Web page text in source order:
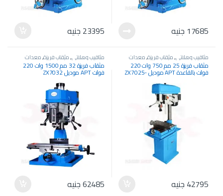
17685 جنيه 23395 جنيه
مثاقيب وهلاتي,مثقاب فريزة,معدات
كهربائية,معدات وآلات صناعية مثقاب فريزة 25 مم 750 وات 220
فولت بالقاعدة APT موديل ZX7025-
750
42795 جنيه
مثاقيب وهلاتي,مثقاب فريزة,معدات
كهربائية,معدات وآلات صناعية مثقاب فريزة 32 مم 1500 وات 220
فولت APT موديل ZX7032
62485جنيه